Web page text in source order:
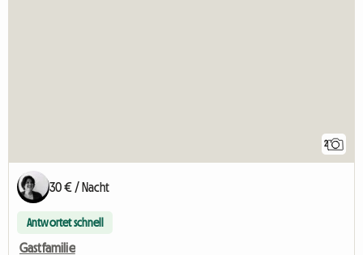
2
30 € / Nacht
Antwortet schnell
Gastfamilie